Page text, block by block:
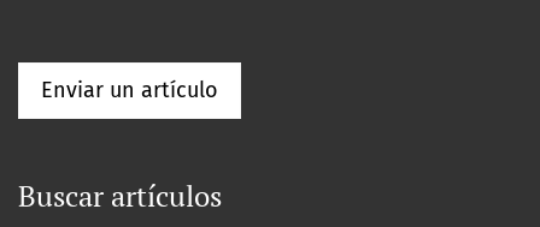
Enviar un artículo
Buscar artículos